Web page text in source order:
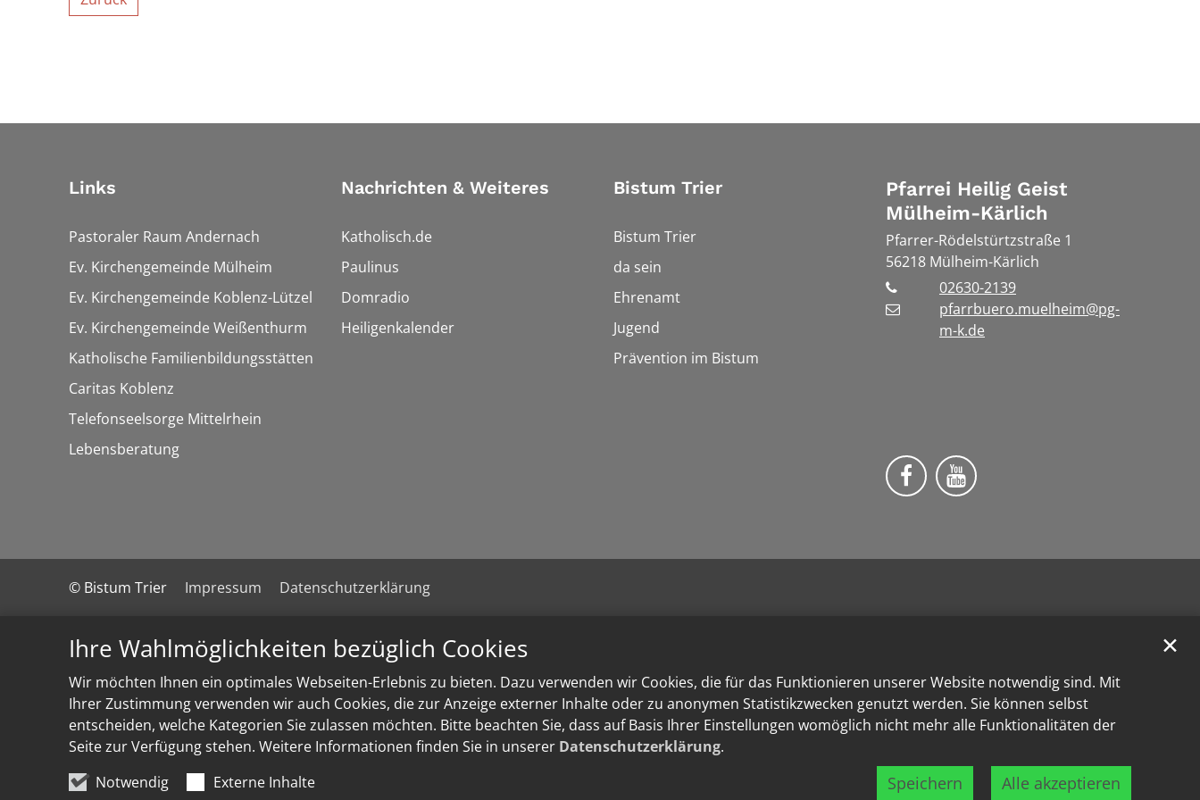
Ihre Wahlmöglichkeiten bezüglich Cookies
Wir möchten Ihnen ein optimales Webseiten-Erlebnis zu bieten. Dazu verwenden wir Cookies, die für das Funktionieren unserer Website notwendig sind. Mit
Ihrer Zustimmung verwenden wir auch Cookies, die zur Anzeige externer Inhalte oder zu anonymen Statistikzwecken genutzt werden. Sie können selbst
entscheiden, welche Kategorien Sie zulassen möchten. Bitte beachten Sie, dass auf Basis Ihrer Einstellungen womöglich nicht mehr alle Funktionalitäten der
Seite zur Verfügung stehen. Weitere Informationen finden Sie in unserer Datenschutzerklärung.
Notwendig
Externe Inhalte Speichern Alle akzeptieren
✕
Links
Pastoraler Raum Andernach
Ev. Kirchengemeinde Mülheim
Ev. Kirchengemeinde Koblenz-Lützel
Ev. Kirchengemeinde Weißenthurm
Katholische Familienbildungsstätten
Caritas Koblenz
Telefonseelsorge Mittelrhein
Lebensberatung
Nachrichten & Weiteres
Katholisch.de
Paulinus
Domradio
Heiligenkalender
Bistum Trier
Bistum Trier
da sein
Ehrenamt
Jugend
Prävention im Bistum
Pfarrei Heilig Geist
Mülheim-Kärlich
Pfarrer-Rödelstürtzstraße 1
56218 Mülheim-Kärlich
02630-2139
pfarrbuero.muelheim@pg-
m-k.de
Wir auf Facebook
Wir auf YouTube
© Bistum Trier Impressum Datenschutzerklärung